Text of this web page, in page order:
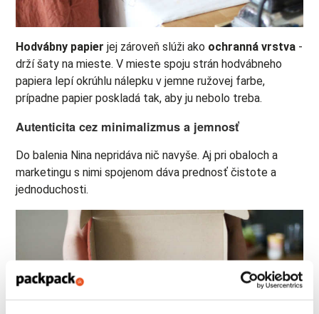
Hodvábny papier jej zároveň slúži ako ochranná vrstva -
drží šaty na mieste. V mieste spoju strán hodvábneho
papiera lepí okrúhlu nálepku v jemne ružovej farbe,
prípadne papier poskladá tak, aby ju nebolo treba.
Autenticita cez minimalizmus a jemnosť
Do balenia Nina nepridáva nič navyše. Aj pri obaloch a
marketingu s nimi spojenom dáva prednosť čistote a
jednoduchosti.